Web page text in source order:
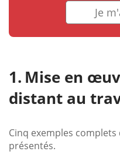
Je
Mise en
distant au
Cinq exemples
présentés.